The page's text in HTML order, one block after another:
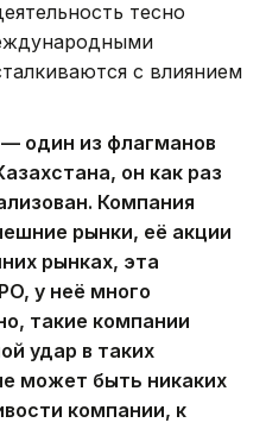
тесно
с влиянием
один из флагманов
он как раз
Компания
рынки, её акции
рынках, эта
у неё много
такие компании
удар в таких
может быть никаких
компании, к